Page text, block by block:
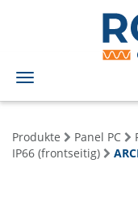
Toggle
navigation
Produkte Panel PC
IP66 (frontseitig)